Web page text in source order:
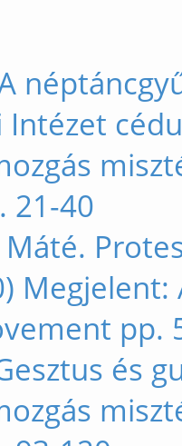
21-40
Máté.
pp.
és